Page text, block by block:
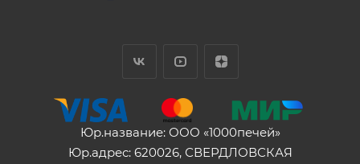
Юр.название: ООО «1000печей»
Юр.адрес: 620026, СВЕРДЛОВСКАЯ